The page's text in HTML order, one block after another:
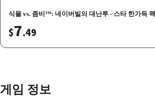
식물 vs. 좀비™: 네이버빌의 대난투 - 스타 한가득 팩
$7.49
게임 정보